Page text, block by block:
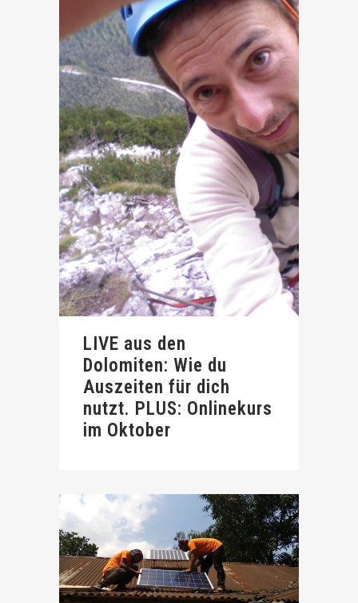
LIVE aus den
Dolomiten: Wie du
Auszeiten für dich
nutzt. PLUS: Onlinekurs
im Oktober